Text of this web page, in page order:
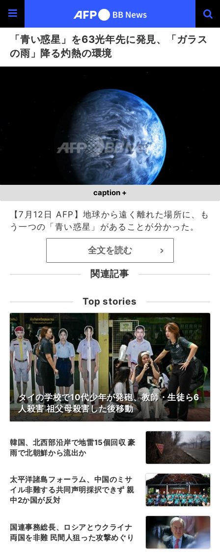
「青い惑星」を63光年先に発見、「ガラス
の雨」降る灼熱の環境
caption +
【7月12日 AFP】地球から遠く離れた場所に、も
う一つの「青い惑星」があることが分かった。
全文を読む >
関連記事
Top stories
タイの学校で10代少年が発砲、教師・生徒ら6
人殺害 祖父母殺害した後移動
韓国、北西部沿岸で地雷15個回収 豪
雨で北朝鮮から流出か
太平洋諸島フォーラム、中国のミサ
イル非難する共同声明採択できず 親
中2か国が反対
国連事務総長、ロシアとウクライナ
両国を非難 民間人狙った攻撃めぐり